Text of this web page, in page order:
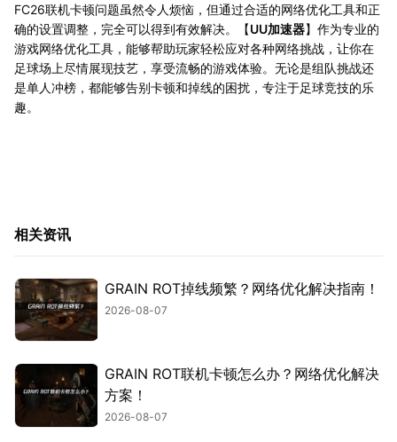
FC26联机卡顿问题虽然令人烦恼，但通过合适的网络优化工具和正
确的设置调整，完全可以得到有效解决。【UU加速器】作为专业的
游戏网络优化工具，能够帮助玩家轻松应对各种网络挑战，让你在
足球场上尽情展现技艺，享受流畅的游戏体验。无论是组队挑战还
是单人冲榜，都能够告别卡顿和掉线的困扰，专注于足球竞技的乐
趣。
相关资讯
GRAIN ROT掉线频繁？网络优化解决指南！
2026-08-07
GRAIN ROT联机卡顿怎么办？网络优化解决
方案！
2026-08-07